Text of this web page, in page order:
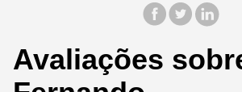
Avaliações